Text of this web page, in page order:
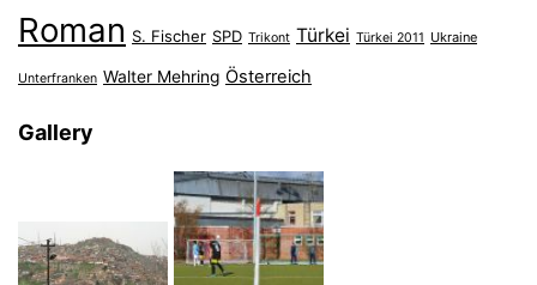
Roman S. Fischer SPD Trikont Türkei Türkei 2011 Ukraine
Unterfranken Walter Mehring Österreich
Gallery